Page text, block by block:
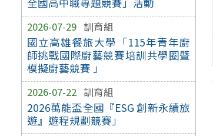
2026-07-29 訓育組
國立高雄餐旅大學「115年青年廚
師挑戰國際廚藝競賽培訓共學圈暨
模擬廚藝競賽 」
2026-07-22 訓育組
2026萬能盃全國『ESG 創新永續旅
遊』遊程規劃競賽」